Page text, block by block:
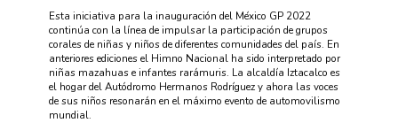
Esta iniciativa para la inauguración del México GP 2022
continúa con la línea de impulsar la participación de grupos
corales de niñas y niños de diferentes comunidades del país. En
anteriores ediciones el Himno Nacional ha sido interpretado por
niñas mazahuas e infantes rarámuris. La alcaldía Iztacalco es
el hogar del Autódromo Hermanos Rodríguez y ahora las voces
de sus niños resonarán en el máximo evento de automovilismo
mundial.